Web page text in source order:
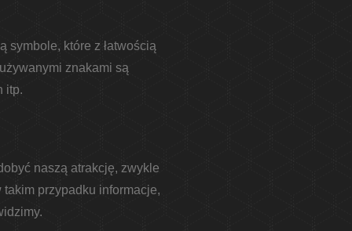
symbole, które z łatwością
znakami są
itp.
naszą atrakcję, zwykle
przypadku informacje,